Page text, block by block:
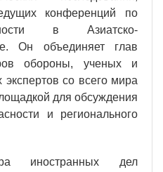
конференций по
в Азиатско-
Он объединяет глав
обороны, ученых и
экспертов со всего мира
для обсуждения
и регионального
иностранных дел